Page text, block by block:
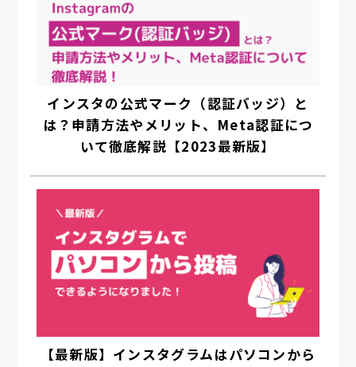
インスタの公式マーク（認証バッジ）と
は？申請方法やメリット、Meta認証につ
いて徹底解説【2023最新版】
【最新版】インスタグラムはパソコンから